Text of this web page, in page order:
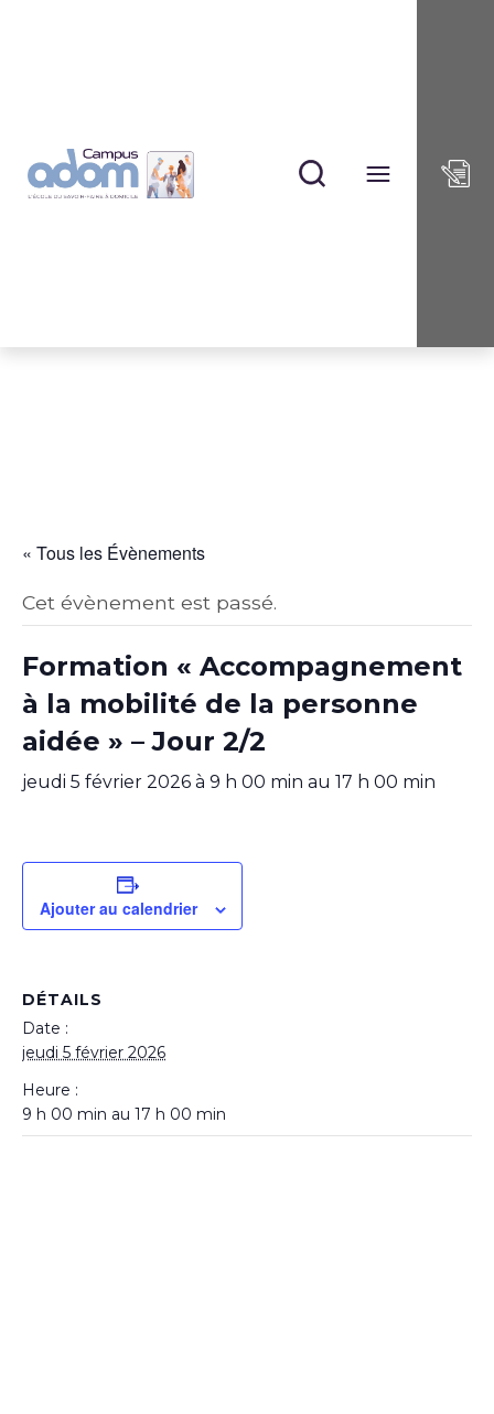
« Tous les Évènements
Cet évènement est passé.
Formation « Accompagnement
à la mobilité de la personne
aidée » – Jour 2/2
jeudi 5 février 2026 à 9 h 00 min au 17 h 00 min
Ajouter au calendrier
DÉTAILS
Date :
jeudi 5 février 2026
Heure :
9 h 00 min au 17 h 00 min